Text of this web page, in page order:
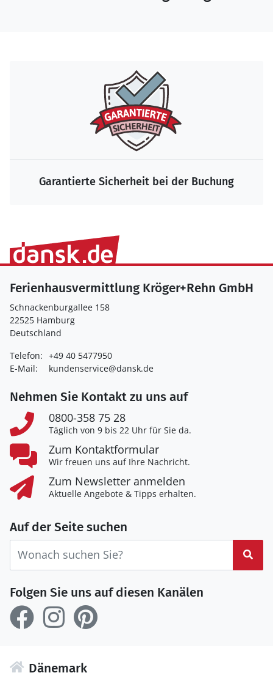
Garantierte Sicherheit bei der Buchung
Ferienhausvermittlung Kröger+Rehn GmbH
Schnackenburgallee 158
22525 Hamburg
Deutschland
Telefon: +49 40 5477950
E-Mail:
kundenservice@dansk.de
Nehmen Sie Kontakt zu uns auf
0800-358 75 28
Täglich von 9 bis 22 Uhr für Sie da.
Zum Kontaktformular
Wir freuen uns auf Ihre Nachricht.
Zum Newsletter anmelden
Aktuelle Angebote & Tipps erhalten.
Auf der Seite suchen
Folgen Sie uns auf diesen Kanälen
Dänemark